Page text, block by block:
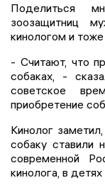
Поделиться
зоозащитниц
кинологом и
- Считают, что
собаках, -
советское
приобретение
Кинолог
собаку ставили
современной
кинолога, в